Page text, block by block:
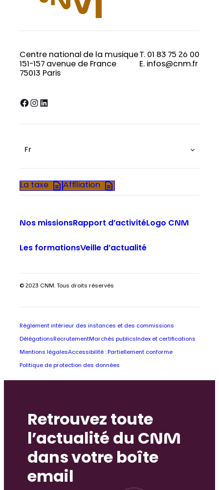
Centre national de la musique
151-157 avenue de France
75013 Paris
T. 01 83 75 26 00
E. infos@cnm.fr
Facebook InstagramLinkedIn
Fr
La taxe Affiliation
Nos missionsRapport d’activitéLogo CNM
Les formationsVeille d’actualité
© 2023 CNM. Tous droits réservés
Règlement intérieur des instances et des commissions
Délégations RecrutementMarchés publics Index et certifications
Mentions légalesAccessibilité : Partiellement conforme
Politique de protection des données
Retrouvez toute
l’actualité du CNM
dans votre boîte
email